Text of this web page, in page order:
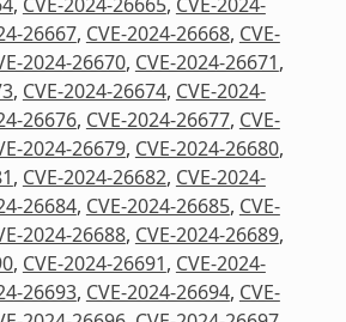
26667, CVE-2024-26668, CVE-
2024-26670, CVE-2024-26671,
, CVE-2024-26674, CVE-2024-
26676, CVE-2024-26677, CVE-
2024-26679, CVE-2024-26680,
, CVE-2024-26682, CVE-2024-
26684, CVE-2024-26685, CVE-
2024-26688, CVE-2024-26689,
, CVE-2024-26691, CVE-2024-
26693, CVE-2024-26694, CVE-